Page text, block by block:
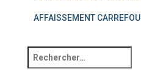
AFFAISSEMENT
e